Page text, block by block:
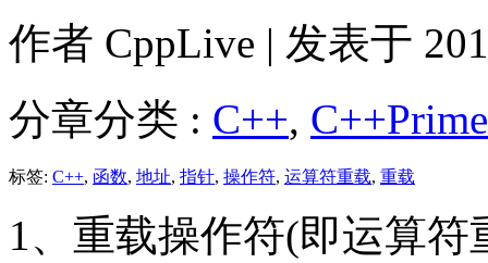
作者 CppLive | 发表于
分章分类 : C++,
标签: C++, 函数, 地址, 指针, 操作符, 运算符重载, 重载
1、重载操作符(即运算